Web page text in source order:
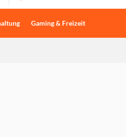
Gaming & Freizeit